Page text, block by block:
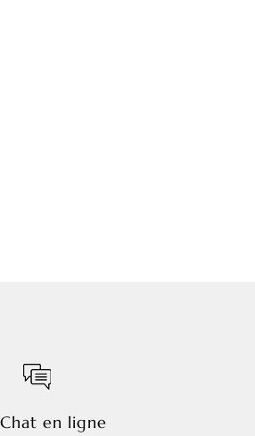
Chat en ligne